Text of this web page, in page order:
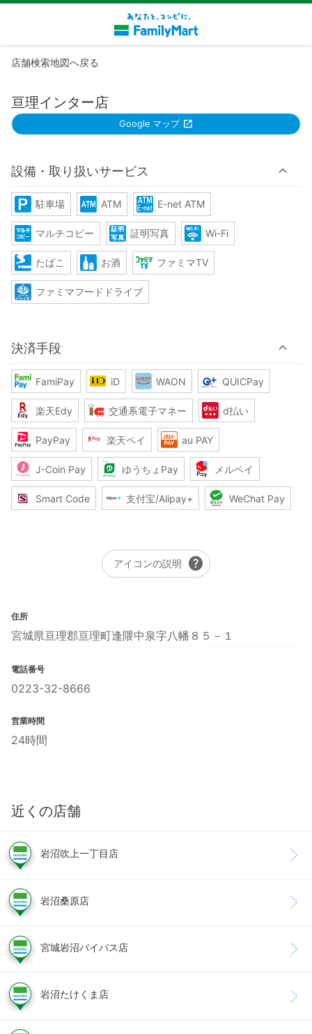
店舗検索地図へ戻る
亘理インター店
Google マップ
設備・取り扱いサービス
駐車場 ATM E-net ATM
マルチコピー 証明写真 Wi-Fi
たばこ お酒 ファミマTV
ファミマフードドライブ
決済手段
FamiPay iD WAON QUICPay
楽天Edy 交通系電子マネー d払い
PayPay 楽天ペイ au PAY
J-Coin Pay ゆうちょPay メルペイ
Smart Code 支付宝/Alipay+ WeChat Pay
アイコンの説明 help
住所
宮城県亘理郡亘理町逢隈中泉字八幡８５－１
電話番号
0223-32-8666
営業時間
24時間
近くの店舗
岩沼吹上一丁目店
岩沼桑原店
宮城岩沼バイパス店
岩沼たけくま店